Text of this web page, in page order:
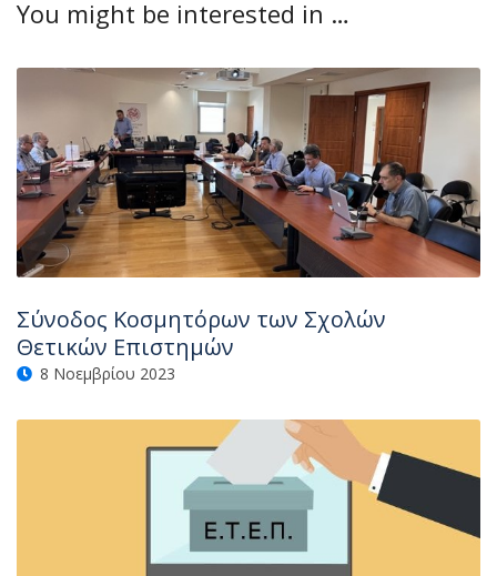
You might be interested in …
Σύνοδος Κοσμητόρων των Σχολών
Θετικών Επιστημών
8 Νοεμβρίου 2023